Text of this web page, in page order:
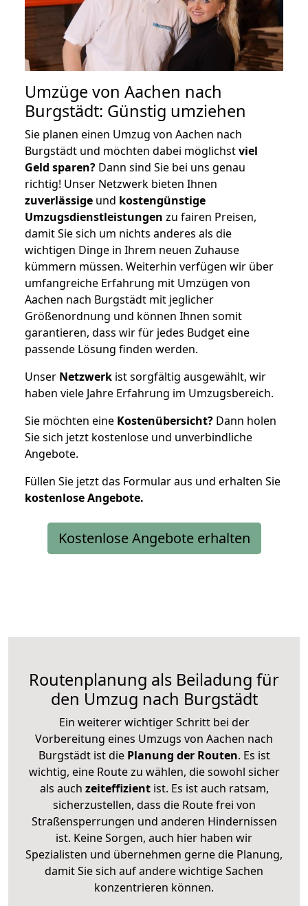
Umzüge von Aachen nach
Burgstädt: Günstig umziehen
Sie planen einen Umzug von Aachen nach
Burgstädt und möchten dabei möglichstviel
Geld sparen? Dann sind Sie bei uns genau
richtig! Unser Netzwerk bieten Ihnen
zuverlässige und kostengünstige
Umzugsdienstleistungen zu fairen Preisen,
damit Sie sich um nichts anderes als die
wichtigen Dinge in Ihrem neuen Zuhause
kümmern müssen. Weiterhin verfügen wir über
umfangreiche Erfahrung mit Umzügen von
Aachen nach Burgstädt mit jeglicher
Größenordnung und können Ihnen somit
garantieren, dass wir für jedes Budget eine
passende Lösung finden werden.
Unser Netzwerk ist sorgfältig ausgewählt, wir
haben viele Jahre Erfahrung im Umzugsbereich.
Sie möchten eine Kostenübersicht? Dann holen
Sie sich jetzt kostenlose und unverbindliche
Angebote.
Füllen Sie jetzt das Formular aus und erhalten Sie
kostenloseAngebote.
Kostenlose Angebote erhalten
Routenplanung als Beiladung für
den Umzug nach Burgstädt
Ein weiterer wichtiger Schritt bei der
Vorbereitung eines Umzugs von Aachen nach
Burgstädt ist diePlanung der Routen. Es ist
wichtig, eine Route zu wählen, die sowohl sicher
als auch zeiteffizientist. Es ist auch ratsam,
sicherzustellen, dass die Route frei von
Straßensperrungen und anderen Hindernissen
ist. Keine Sorgen, auch hier haben wir
Spezialisten und übernehmen gerne die Planung,
damit Sie sich auf andere wichtige Sachen
konzentrieren können.